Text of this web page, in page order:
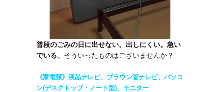
普段のごみの日に出せない。出しにくい。急い
でいる。 そういったものはございませんか？
《家電類》液晶テレビ、ブラウン管テレビ、パソコ
ン(デスクトップ・ノート型)、モニター